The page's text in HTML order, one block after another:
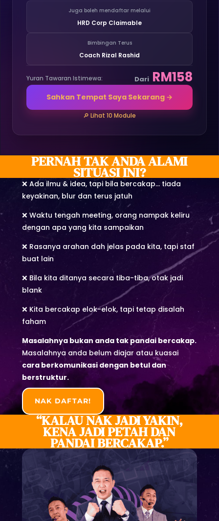
Juga boleh mendaftar melalui
HRD Corp Claimable
Bimbingan Terus
Coach Rizal Rashid
Yuran Tawaran Istimewa: Dari RM158
Sahkan Tempat Saya Sekarang →
🔎 Lihat 10 Module
PERNAH TAK ANDA ALAMI
SITUASI INI?
❌ Ada ilmu & idea, tapi bila bercakap… tiada
keyakinan, blur dan terus jatuh
❌ Waktu tengah meeting, orang nampak keliru
dengan apa yang kita sampaikan
❌ Rasanya arahan dah jelas pada kita, tapi staf
buat lain
❌ Bila kita ditanya secara tiba-tiba, otak jadi
blank
❌ Kita bercakap elok-elok, tapi tetap disalah
faham
Masalahnya bukan anda tak pandai bercakap.
Masalahnya anda belum diajar atau kuasai
cara berkomunikasi dengan betul dan
berstruktur.
NAK DAFTAR!
“KALAU NAK JADI YAKIN,
KENA JADI PETAH DAN
PANDAI BERCAKAP.”